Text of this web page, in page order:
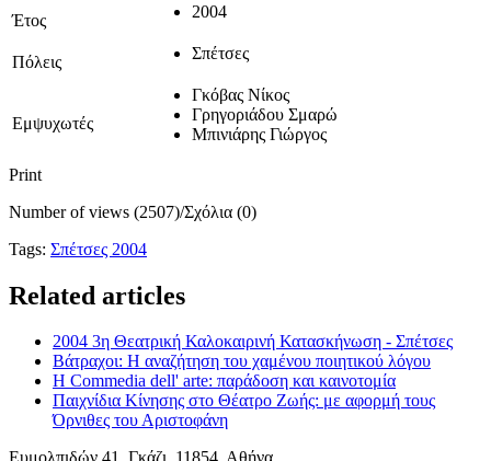
Έτος 2004
Πόλεις Σπέτσες
Εμψυχωτές
Γκόβας Νίκος
Γρηγοριάδου Σμαρώ
Μπινιάρης Γιώργος
Print
Number of views (2507)/Σχόλια (0)
Tags: Σπέτσες 2004
Related articles
2004 3η Θεατρική Καλοκαιρινή Κατασκήνωση - Σπέτσες
Βάτραχοι: Η αναζήτηση του χαμένου ποιητικού λόγου
Η Commedia dell' arte: παράδοση και καινοτομία
Παιχνίδια Κίνησης στο Θέατρο Ζωής: με αφορμή τους
Όρνιθες του Αριστοφάνη